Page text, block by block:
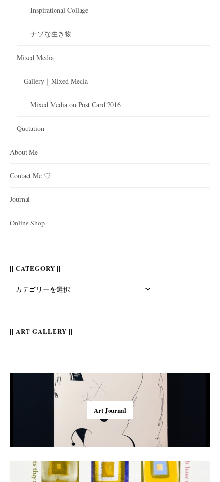
Inspirational Collage
ナゾな生き物
Mixed Media
Gallery｜Mixed Media
Mixed Media on Post Card 2016
Quotation
About Me
Contact Me ♡
Journal
Online Shop
|| CATEGORY ||
Category
|| ART GALLERY ||
Art Journal